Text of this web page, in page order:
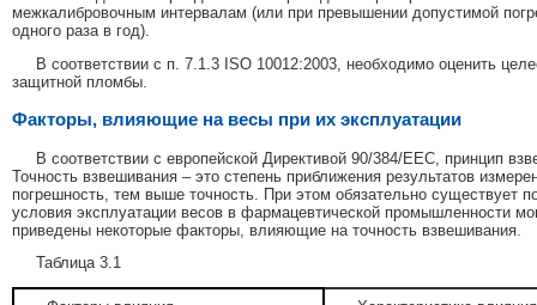
межкалибровочным интервалам (или при превышении допустимой
одного раза в год).
В соответствии с п. 7.1.3 ISO 10012:2003, необходимо оценить
защитной пломбы.
Факторы, влияющие на весы при их эксплуатации
В соответствии с европейской Директивой 90/384/ЕЕС, принцип
Точность взвешивания – это степень приближения результатов
погрешность, тем выше точность. При этом обязательно существует
условия эксплуатации весов в фармацевтической промышленности
приведены некоторые факторы, влияющие на точность взвешивания.
Таблица 3.1